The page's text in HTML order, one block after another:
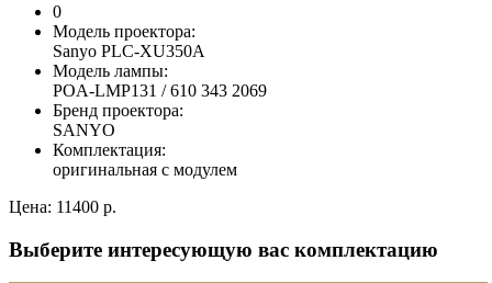
0
Модель проектора:
Sanyo PLC-XU350A
Модель лампы:
POA-LMP131 / 610 343 2069
Бренд проектора:
SANYO
Комплектация:
оригинальная с модулем
Цена: 11400 р.
Выберите интересующую вас комплектацию